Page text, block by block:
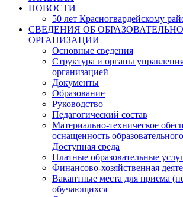
НОВОСТИ
50 лет Красногвардейскому
СВЕДЕНИЯ ОБ
ОРГАНИЗАЦИИ
Основные сведения
Структура и органы
организацией
Документы
Образование
Руководство
Педагогический состав
Материально-техническое
оснащенность
Доступная среда
Платные образовательные
Финансово-хозяйственная
Вакантные места для приема
обучающихся